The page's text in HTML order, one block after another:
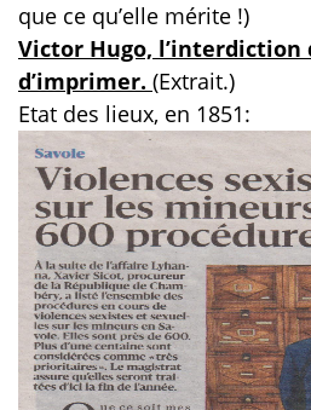
que ce qu’elle mérite !)
Victor Hugo, l’interdiction
d’imprimer. (Extrait.)
Etat des lieux, en 1851: